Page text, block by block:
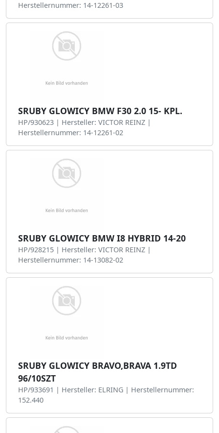
Herstellernummer: 14-12261-03
SRUBY GLOWICY BMW F30 2.0 15- KPL.
HP/930623 | Hersteller: VICTOR REINZ |
Herstellernummer: 14-12261-02
SRUBY GLOWICY BMW I8 HYBRID 14-20
HP/928215 | Hersteller: VICTOR REINZ |
Herstellernummer: 14-13082-02
SRUBY GLOWICY BRAVO,BRAVA 1.9TD
96/10SZT
HP/933691 | Hersteller: ELRING | Herstellernummer:
152.440